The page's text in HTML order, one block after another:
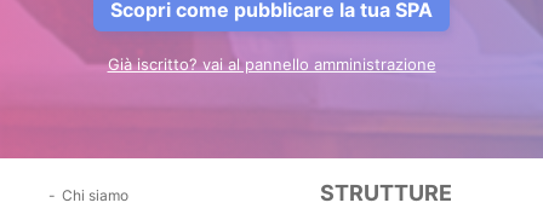
Scopri come pubblicare la tua SPA
Già iscritto? vai al pannello amministrazione
Chi siamo STRUTTURE